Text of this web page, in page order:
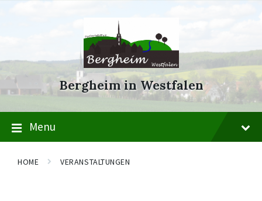
Skip
Skip
Skip
Bergheim in Westfalen
Menu
HOME VERANSTALTUNGEN